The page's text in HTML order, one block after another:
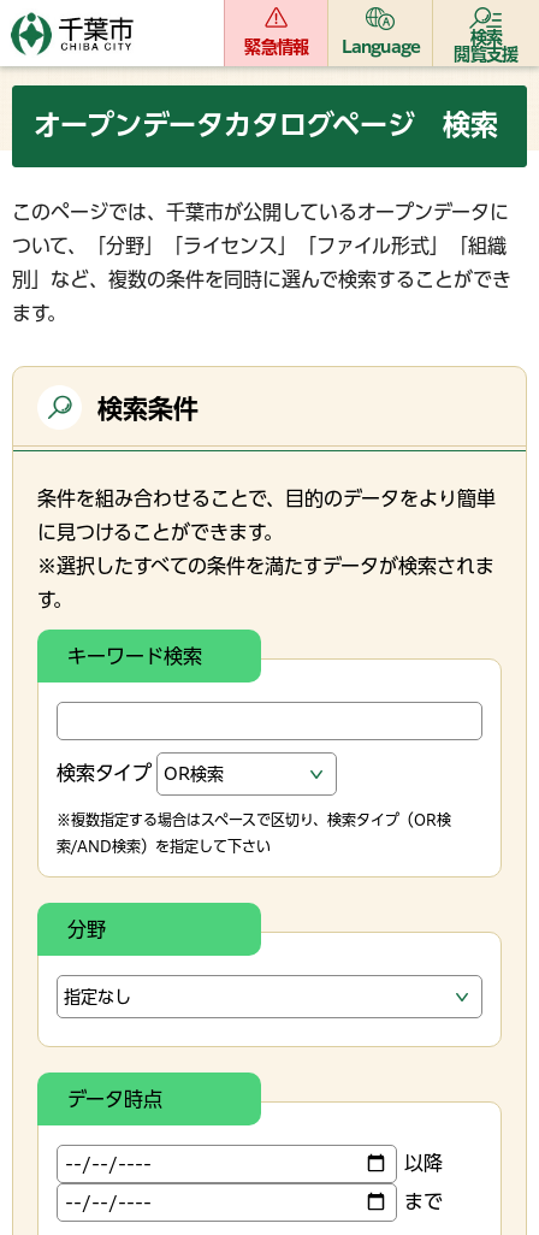
緊急情報 Language
検索
閲覧支援
オープンデータカタログページ 検索
このページでは、千葉市が公開しているオープンデータに
ついて、「分野」「ライセンス」「ファイル形式」「組織
別」など、複数の条件を同時に選んで検索することができ
ます。
検索条件
条件を組み合わせることで、目的のデータをより簡単
に見つけることができます。
※選択したすべての条件を満たすデータが検索されま
す。
キーワード検索
検索タイプ
※複数指定する場合はスペースで区切り、検索タイプ（OR検
索/AND検索）を指定して下さい
分野
データ時点
以降
まで